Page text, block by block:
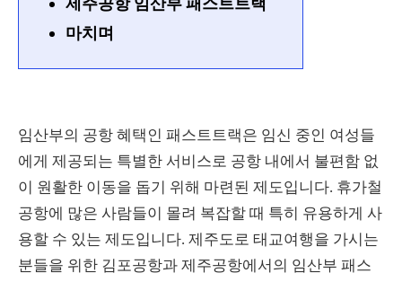
마치며
임산부의 공항 혜택인 패스트트랙은 임신 중인 여성들
에게 제공되는 특별한 서비스로 공항 내에서 불편함 없
이 원활한 이동을 돕기 위해 마련된 제도입니다. 휴가철
공항에 많은 사람들이 몰려 복잡할 때 특히 유용하게 사
용할 수 있는 제도입니다. 제주도로 태교여행을 가시는
분들을 위한 김포공항과 제주공항에서의 임산부 패스